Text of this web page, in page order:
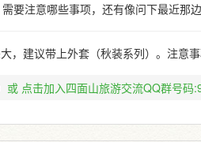
要注意哪些事项，还有像问下最近那
，建议带上外套（秋装系列）。注意
或 点击加入四面山旅游交流QQ群号码